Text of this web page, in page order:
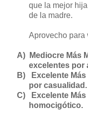
que la mejor
de la madre.
Aprovecho para
A)
Mediocre Más
excelentes por
B)
Excelente
por casualidad.
C)
Excelente
homocigótico.